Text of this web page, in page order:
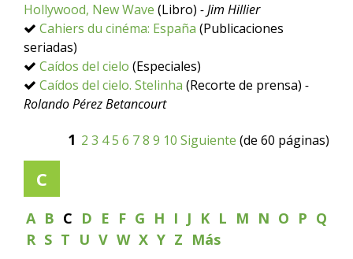
Hollywood, New Wave (Libro) - Jim Hillier
Cahiers du cinéma: España (Publicaciones
seriadas)
Caídos del cielo (Especiales)
Caídos del cielo. Stelinha (Recorte de prensa) -
Rolando Pérez Betancourt
1 2 3 45 6 78 9 10 Siguiente (de 60 páginas)
C
A B C D E F G H I J K L M N O P Q
R S T U V W X Y Z Más